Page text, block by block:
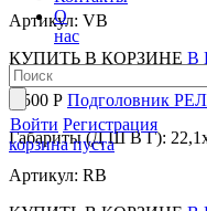
О
нас
Войти Регистрация
корзина пуста
Артикул: VB
КУПИТЬ В КОРЗИНЕ В
1 500 Р Подголовник
Габариты (Д Ш В Г):
Артикул: RB